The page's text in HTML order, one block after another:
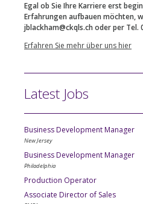
Egal ob Sie Ihre Karriere erst
Erfahrungen aufbauen möchten,
jblackham@ckqls.ch oder per Tel.
Erfahren Sie mehr über uns hier
Latest Jobs
Business Development Manager
New Jersey
Business Development Manager
Philadelphia
Production Operator
Associate Director of Sales